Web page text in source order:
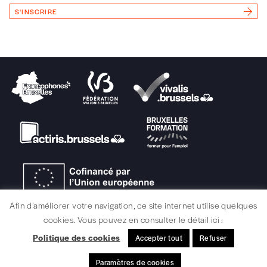
Vous renseignez vos coordonnées.
Vous versez le montant de votre choix sur le
confirmation et la mention “participation
Imag”.
NB: Vous pouvez choisir de participer
financièrement à tout moment, même après
avoir reçu plusieurs numéros. Ce paiement
n’est pas indispensable. Il marque votre
NOS
S'INSCRIRE
MENTIONS LÉGALES / CRÉDITS
Afin d’améliorer votre navigation, ce site internet utilise quelques
cookies. Vous pouvez en consulter le détail ici :
Politique des cookies
Accepter tout Refuser
Paramètres de cookies